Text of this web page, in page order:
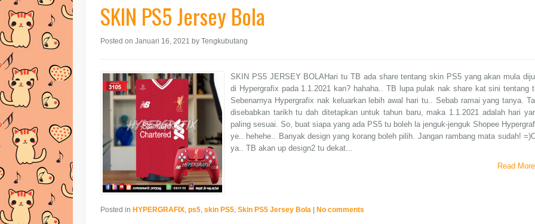
SKIN PS5 Jersey Bola
Posted on Januari 16, 2021 by Tengkubutang
SKIN PS5 JERSEY BOLAHari tu TB ada share tentang skin PS5 yang akan mula
di Hypergrafix pada 1.1.2021 kan? hahaha.. TB lupa pulak nak share kat sini tentang
Sebenarnya Hypergrafix nak keluarkan lebih awal hari tu.. Sebab ramai yang tanya.
disebabkan tarikh tu dah ditetapkan untuk tahun baru, maka 1.1.2021 adalah hari
paling sesuai. So, buat siapa yang ada PS5 tu boleh la jenguk-jenguk Shopee
ye.. hehehe.. Banyak design yang korang boleh pilih. Jangan rambang mata sudah!
ya.. TB akan up design2 tu dekat...
Read More
Posted in HYPERGRAFIX, ps5, skin PS5, Skin PS5 Jersey Bola No comments